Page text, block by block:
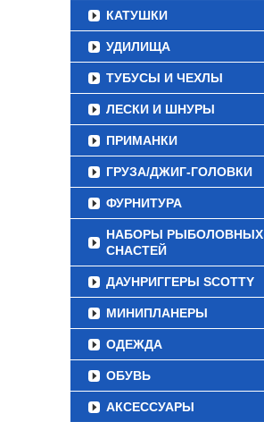
КАТУШКИ
УДИЛИЩА
ТУБУСЫ И ЧЕХЛЫ
ЛЕСКИ И ШНУРЫ
ПРИМАНКИ
ГРУЗА/ДЖИГ-ГОЛОВКИ
ФУРНИТУРА
НАБОРЫ РЫБОЛОВНЫХ
СНАСТЕЙ
ДАУНРИГГЕРЫ SCOTTY
МИНИПЛАНЕРЫ
ОДЕЖДА
ОБУВЬ
АКСЕССУАРЫ